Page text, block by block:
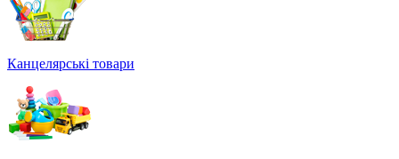
Канцелярські товари